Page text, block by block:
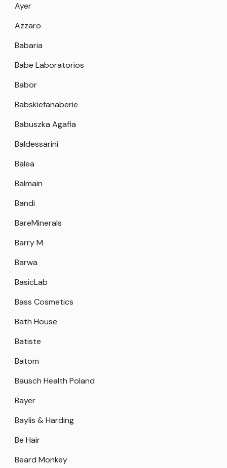
Ayer
Azzaro
Babaria
Babe Laboratorios
Babor
Babskiefanaberie
Babuszka Agafia
Baldessarini
Balea
Balmain
Bandi
BareMinerals
Barry M
Barwa
BasicLab
Bass Cosmetics
Bath House
Batiste
Batom
Bausch Health Poland
Bayer
Baylis & Harding
Be Hair
Beard Monkey